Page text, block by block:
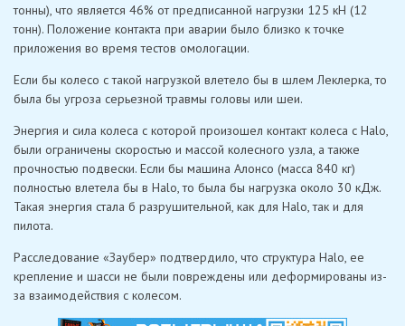
тонны), что является 46% от предписанной нагрузки 125 кН (12
тонн). Положение контакта при аварии было близко к точке
приложения во время тестов омологации.
Если бы колесо с такой нагрузкой влетело бы в шлем Леклерка, то
была бы угроза серьезной травмы головы или шеи.
Энергия и сила колеса с которой произошел контакт колеса с Halo,
были ограничены скоростью и массой колесного узла, а также
прочностью подвески. Если бы машина Алонсо (масса 840 кг)
полностью влетела бы в Halo, то была бы нагрузка около 30 кДж.
Такая энергия стала б разрушительной, как для Halo, так и для
пилота.
Расследование «Заубер» подтвердило, что структура Halo, ее
крепление и шасси не были повреждены или деформированы из-
за взаимодействия с колесом.